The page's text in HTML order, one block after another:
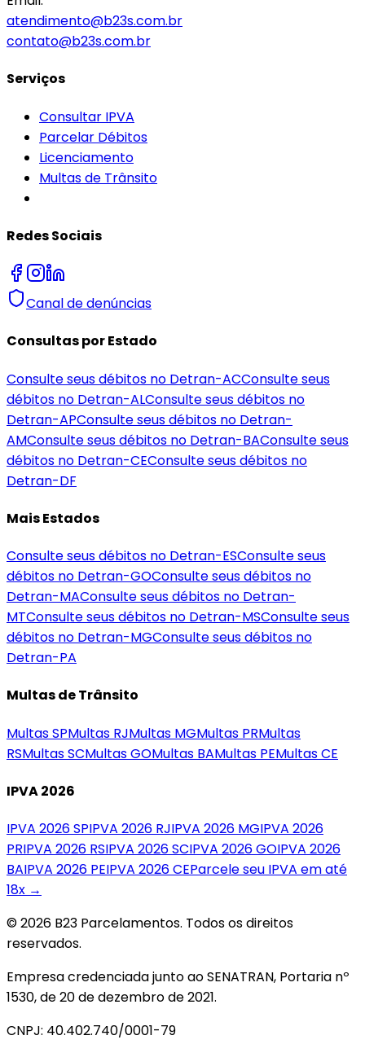
atendimento@b23s.com.br
contato@b23s.com.br
Serviços
Consultar IPVA
Parcelar Débitos
Licenciamento
Multas de Trânsito
Redes Sociais
Canal de denúncias
Consultas por Estado
Consulte seus débitos no Detran-ACConsulte seus
débitos no Detran-ALConsulte seus débitos no
Detran-APConsulte seus débitos no Detran-
AMConsulte seus débitos no Detran-BAConsulte seus
débitos no Detran-CEConsulte seus débitos no
Detran-DF
Mais Estados
Consulte seus débitos no Detran-ESConsulte seus
débitos no Detran-GOConsulte seus débitos no
Detran-MAConsulte seus débitos no Detran-
MTConsulte seus débitos no Detran-MSConsulte seus
débitos no Detran-MGConsulte seus débitos no
Detran-PA
Multas de Trânsito
MultasSPMultas RJMultas MGMultas PRMultas
RSMultasSCMultasGOMultas BAMultas PEMultasCE
IPVA 2026
IPVA 2026SPIPVA 2026 RJIPVA 2026 MGIPVA 2026
PRIPVA 2026 RSIPVA 2026SCIPVA 2026GOIPVA 2026
BAIPVA 2026 PEIPVA 2026CEParcele seu IPVA em até
18x →
© 2026 B23 Parcelamentos. Todos os direitos
reservados.
Empresa credenciada junto ao SENATRAN, Portaria nº
1530, de 20 de dezembro de 2021.
CNPJ: 40.402.740/0001-79